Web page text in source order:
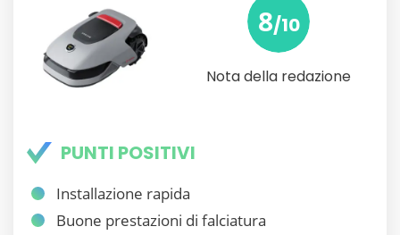
8/10
Nota della redazione
PUNTI POSITIVI
Installazione rapida
Buone prestazioni di falciatura